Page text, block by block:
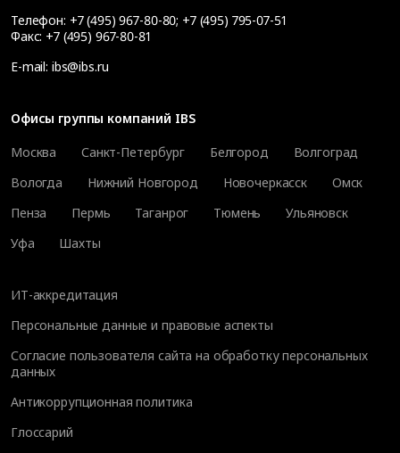
Телефон: +7 (495) 967-80-80; +7 (495) 795-07-51
Факс: +7 (495) 967-80-81
E-mail: ibs@ibs.ru
Офисы группы компаний IBS
Москва
Санкт-Петербург Белгород
Волгоград
Вологда
Нижний Новгород Новочеркасск
Омск
Пенза
Пермь Таганрог Тюмень
Ульяновск
Уфа
Шахты
ИТ-аккредитация
Персональные данные и правовые аспекты
Согласие пользователя сайта на обработку персональных
данных
Антикоррупционная политика
Глоссарий